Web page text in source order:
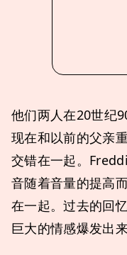
他们两人在20世纪
现在和以前的父亲
交错在一起。
音随着音量的提高
在一起。过去的回
巨大的情感爆发出来